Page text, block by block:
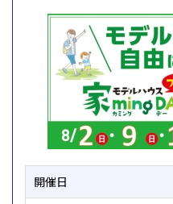
開催日